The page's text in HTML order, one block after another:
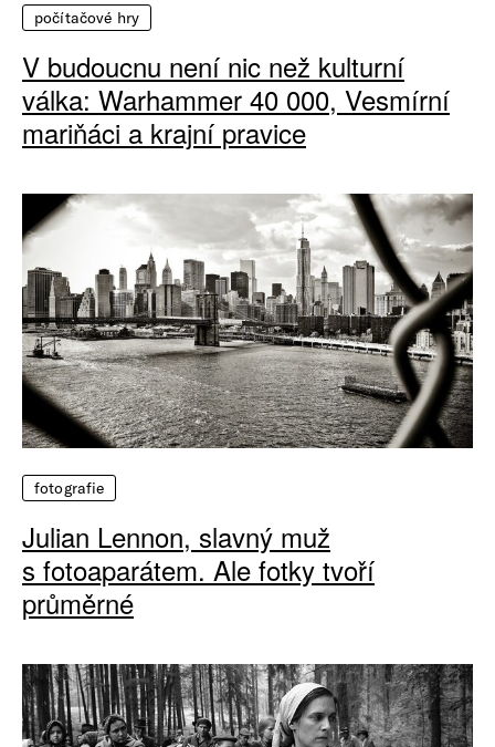
počítačové hry
V budoucnu není nic než kulturní
válka: Warhammer 40 000, Vesmírní
mariňáci a krajní pravice
fotografie
Julian Lennon, slavný muž
s fotoaparátem. Ale fotky tvoří
průměrné